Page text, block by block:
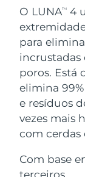
O LUNATM 4
para
poros. Está
elimina
e resíduos
vezes mais
com cerdas
Com base
terceiros
Cosméticos
Comprar
FOREO APP
Israel
Itália
Japão
Jersey
Kuwait